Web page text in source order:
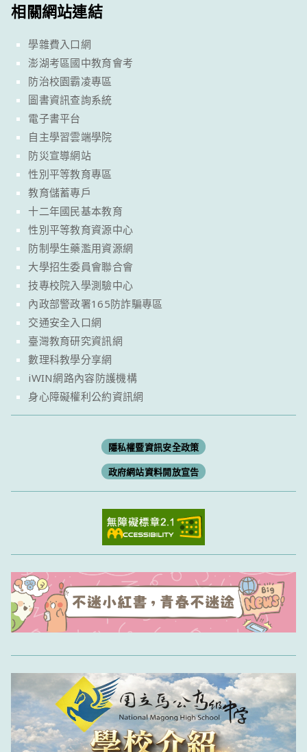
相關網站連結
學雜費入口網
澎湖考區國中教育會考
防治校園霸凌專區
圖書資訊查詢系統
電子書平台
自主學習雲端學院
防災宣導網站
性別平等教育專區
教育儲蓄專戶
十二年國民基本教育
性別平等教育資源中心
防制學生藥濫用資源網
大學招生委員會聯合會
技專校院入學測驗中心
內政部警政署165防詐騙專區
交通安全入口網
臺灣教育研究資訊網
數理科教學分享網
iWIN網路內容防護機構
身心障礙權利公約資訊網
隱私權暨資訊安全政策
政府網站資料開放宣告